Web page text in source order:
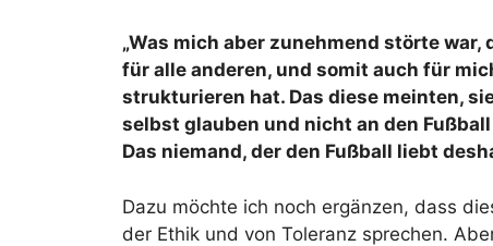
„Was mich aber zunehmend störte war,
für alle anderen, und somit auch für
strukturieren hat. Das diese meinten,
selbst glauben und nicht an den
Das niemand, der den Fußball liebt
Dazu möchte ich noch ergänzen, dass
der Ethik und von Toleranz sprechen.